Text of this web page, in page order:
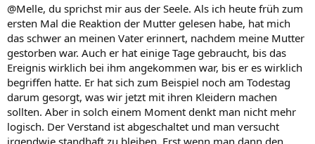
@Melle, du sprichst mir aus der Seele. Als ich heute früh zum
ersten Mal die Reaktion der Mutter gelesen habe, hat mich
das schwer an meinen Vater erinnert, nachdem meine Mutter
gestorben war. Auch er hat einige Tage gebraucht, bis das
Ereignis wirklich bei ihm angekommen war, bis er es wirklich
begriffen hatte. Er hat sich zum Beispiel noch am Todestag
darum gesorgt, was wir jetzt mit ihren Kleidern machen
sollten. Aber in solch einem Moment denkt man nicht mehr
logisch. Der Verstand ist abgeschaltet und man versucht
irgendwie standhaft zu bleiben. Erst wenn man dann den